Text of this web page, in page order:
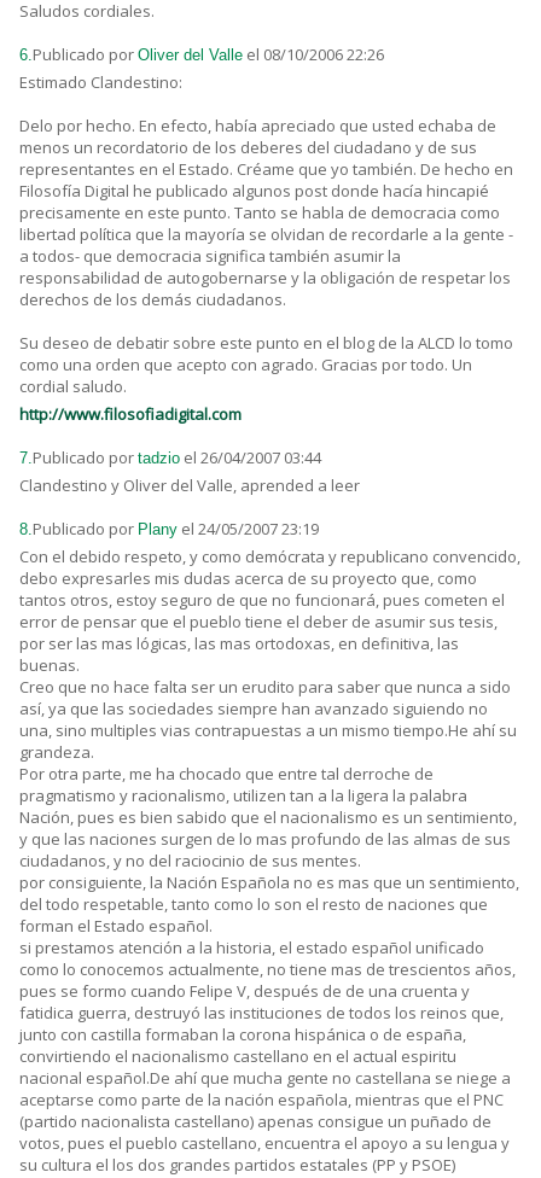
Saludos cordiales.
6.Publicado por Oliver del Valle el 08/10/2006 22:26
Estimado Clandestino:
Delo por hecho. En efecto, había apreciado que usted echaba de
menos un recordatorio de los deberes del ciudadano y de sus
representantes en el Estado. Créame que yo también. De hecho en
Filosofía Digital he publicado algunos post donde hacía hincapié
precisamente en este punto. Tanto se habla de democracia como
libertad política que la mayoría se olvidan de recordarle a la gente -
a todos- que democracia significa también asumir la
responsabilidad de autogobernarse y la obligación de respetar los
derechos de los demás ciudadanos.
Su deseo de debatir sobre este punto en el blog de la ALCD lo tomo
como una orden que acepto con agrado. Gracias por todo. Un
cordial saludo.
http://www.filosofiadigital.com
7.Publicado por tadzio el 26/04/2007 03:44
Clandestino y Oliver del Valle, aprended a leer
8.Publicado por Plany el 24/05/2007 23:19
Con el debido respeto, y como demócrata y republicano convencido,
debo expresarles mis dudas acerca de su proyecto que, como
tantos otros, estoy seguro de que no funcionará, pues cometen el
error de pensar que el pueblo tiene el deber de asumir sus tesis,
por ser las mas lógicas, las mas ortodoxas, en definitiva, las
buenas.
Creo que no hace falta ser un erudito para saber que nunca a sido
así, ya que las sociedades siempre han avanzado siguiendo no
una, sino multiples vias contrapuestas a un mismo tiempo.He ahí su
grandeza.
Por otra parte, me ha chocado que entre tal derroche de
pragmatismo y racionalismo, utilizen tan a la ligera la palabra
Nación, pues es bien sabido que el nacionalismo es un sentimiento,
y que las naciones surgen de lo mas profundo de las almas de sus
ciudadanos, y no del raciocinio de sus mentes.
por consiguiente, la Nación Española no es mas que un sentimiento,
del todo respetable, tanto como lo son el resto de naciones que
forman el Estado español.
si prestamos atención a la historia, el estado español unificado
como lo conocemos actualmente, no tiene mas de trescientos años,
pues se formo cuando Felipe V, después de de una cruenta y
fatidica guerra, destruyó las instituciones de todos los reinos que,
junto con castilla formaban la corona hispánica o de españa,
convirtiendo el nacionalismo castellano en el actual espiritu
nacional español.De ahí que mucha gente no castellana se niege a
aceptarse como parte de la nación española, mientras que el PNC
(partido nacionalista castellano) apenas consigue un puñado de
votos, pues el pueblo castellano, encuentra el apoyo a su lengua y
su cultura el los dos grandes partidos estatales (PP y PSOE)